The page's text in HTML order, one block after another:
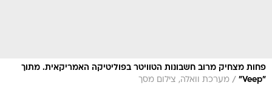
פחות מצחיק מרוב חשבונות הטוויטר בפוליטיקה האמריקאית. מתוך
"Veep"
/ מערכת וואלה, צילום מסך